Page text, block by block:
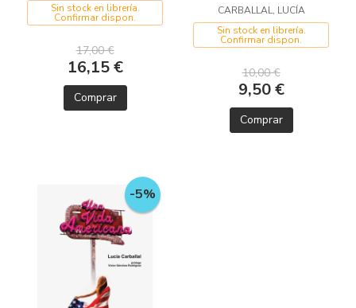
Sin stock en librería.
Confirmar dispon.
17,00 €
16,15 €
Comprar
CARBALLAL, LUCÍA
Sin stock en librería.
Confirmar dispon.
10,00 €
9,50 €
Comprar
-5%